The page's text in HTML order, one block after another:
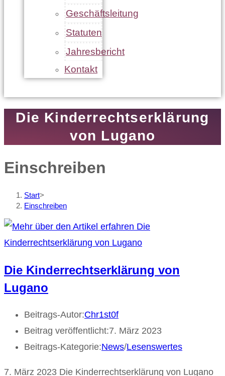
Geschäftsleitung
Statuten
Jahresbericht
Kontakt
Die Kinderrechtserklärung
von Lugano
Einschreiben
Start>
Einschreiben
Die Kinderrechtserklärung von
Lugano
Beitrags-Autor:Chr1st0f
Beitrag veröffentlicht:7. März 2023
Beitrags-Kategorie:News/Lesenswertes
7. März 2023 Die Kinderrechtserklärung von Lugano